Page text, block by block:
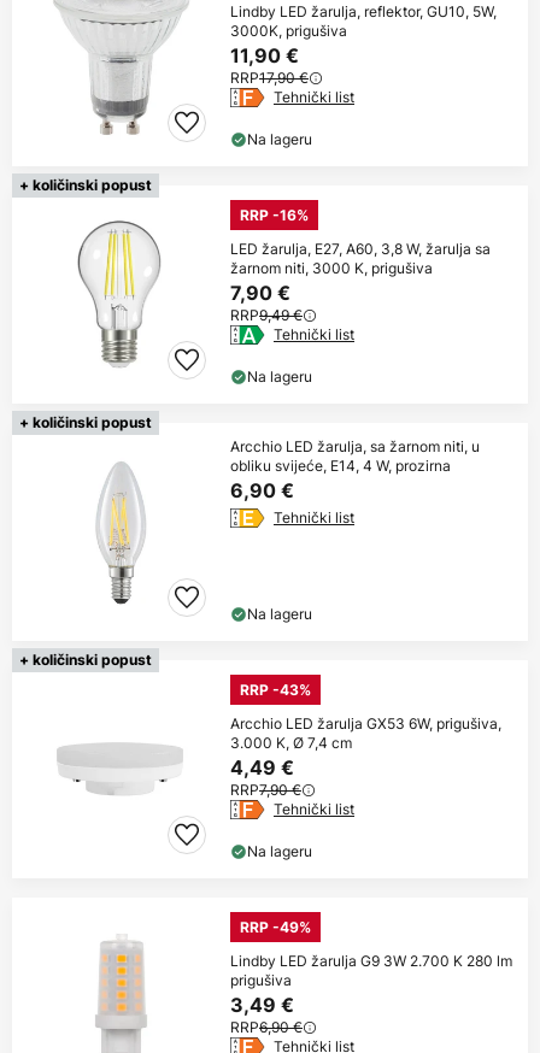
Lindby LED žarulja, reflektor, GU10, 5W,
3000K, prigušiva
11,90 €
RRP17,90 €
Tehnički list
Na lageru
+ količinski popust
RRP -16%
LED žarulja, E27, A60, 3,8 W, žarulja sa
žarnom niti, 3000 K, prigušiva
7,90 €
RRP9,49 €
Tehnički list
Na lageru
+ količinski popust
Arcchio LED žarulja, sa žarnom niti, u
obliku svijeće, E14, 4 W, prozirna
6,90 €
Tehnički list
Na lageru
+ količinski popust
RRP -43%
Arcchio LED žarulja GX53 6W, prigušiva,
3.000 K, Ø 7,4 cm
4,49 €
RRP7,90 €
Tehnički list
Na lageru
RRP -49%
Lindby LED žarulja G9 3W 2.700 K 280 lm
prigušiva
3,49 €
RRP6,90 €
Tehnički list